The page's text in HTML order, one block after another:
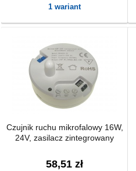
1 wariant
Czujnik ruchu mikrofalowy 16W,
24V, zasilacz zintegrowany
58,51 zł